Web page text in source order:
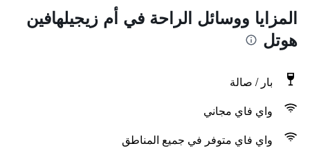
المزايا ووسائل الراحة في أم زيجيلهافين
هوتل
بار / صالة
واي فاي مجاني
واي فاي متوفر في جميع المناطق